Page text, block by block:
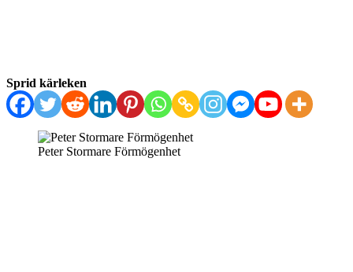
Sprid kärleken
Peter Stormare Förmögenhet